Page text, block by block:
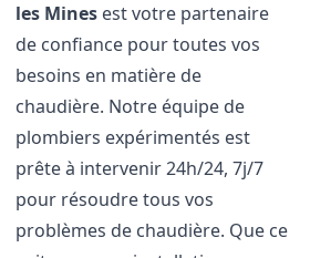
les Mines est votre partenaire
de confiance pour toutes vos
besoins en matière de
chaudière. Notre équipe de
plombiers expérimentés est
prête à intervenir 24h/24, 7j/7
pour résoudre tous vos
problèmes de chaudière. Que ce